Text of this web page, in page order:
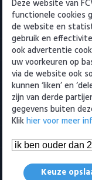
Excelsior met
6 augustus 2026
Deze website van
functionele cookies
de website en
gebruik en
ook advertentie
uw voorkeuren op
via de website ook
kunnen ‘liken’ en
zijn van derde
gegevens buiten
Klikhier voor meer
Keuze